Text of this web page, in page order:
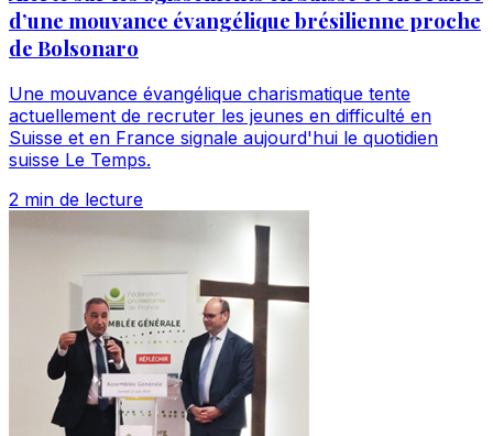
d’une mouvance évangélique brésilienne proche
de Bolsonaro
Une mouvance évangélique charismatique tente
actuellement de recruter les jeunes en difficulté en
Suisse et en France signale aujourd'hui le quotidien
suisse Le Temps.
2 min de lecture